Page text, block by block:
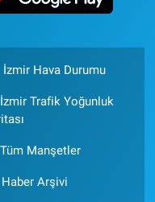
İzmir Hava Durumu
İzmir Trafik Yoğunluk
Tüm Manşetler
Haber Arşivi